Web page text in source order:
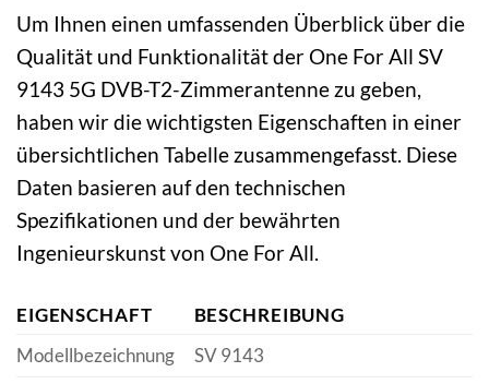
Um Ihnen einen umfassenden Überblick über die
Qualität und Funktionalität der One For All SV
9143 5G DVB-T2-Zimmerantenne zu geben,
haben wir die wichtigsten Eigenschaften in einer
übersichtlichen Tabelle zusammengefasst. Diese
Daten basieren auf den technischen
Spezifikationen und der bewährten
Ingenieurskunst von One For All.
EIGENSCHAFT
BESCHREIBUNG
Modellbezeichnung
SV 9143